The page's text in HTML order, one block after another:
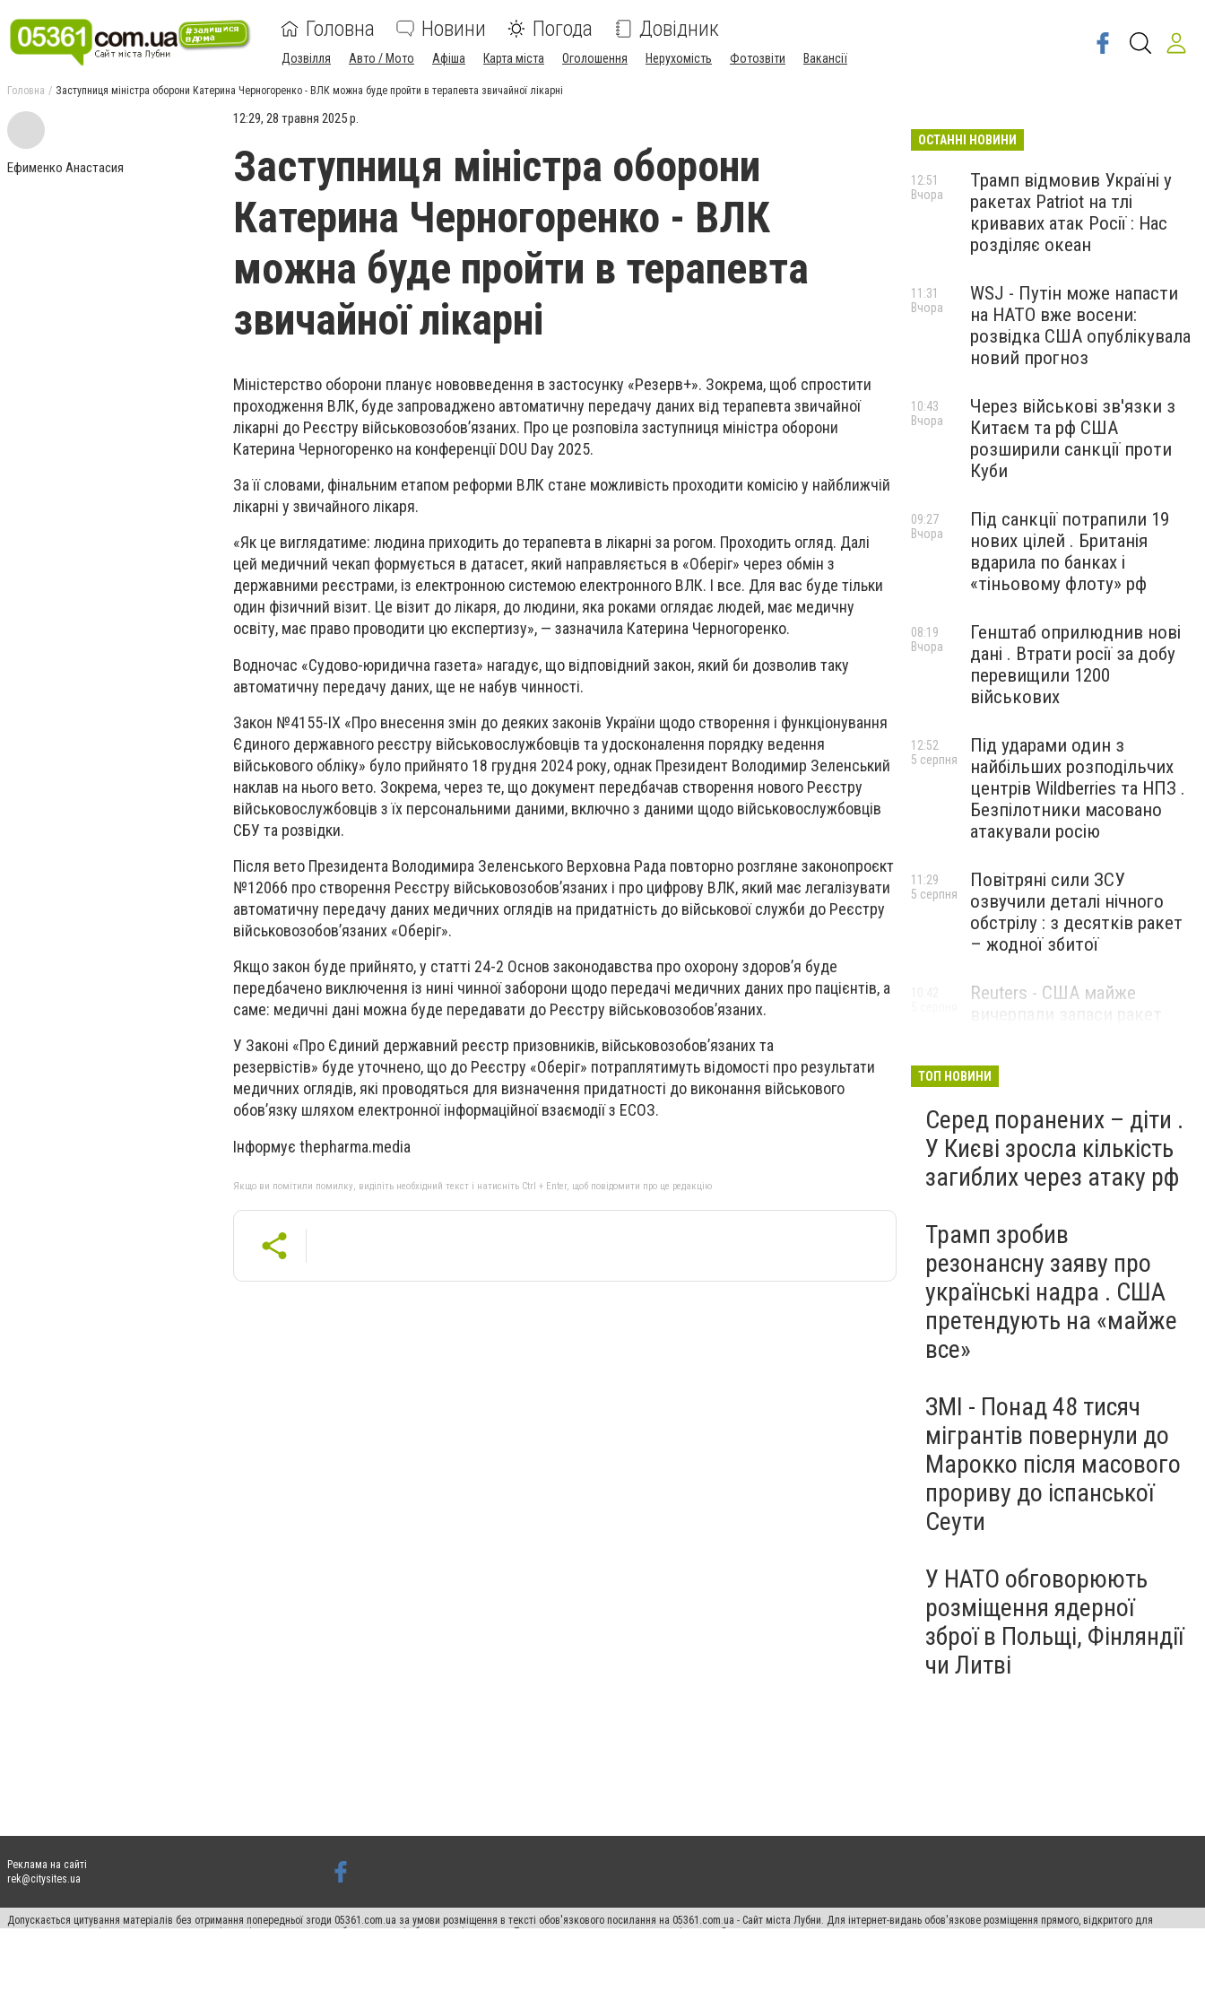
Головна Новини Погода Довідник
Дозвілля Авто / Мото Афіша Карта міста Оголошення Нерухомість Фотозвіти Вакансії
Головна Заступниця міністра оборони Катерина Черногоренко - ВЛК можна буде пройти в терапевта звичайної лікарні
Ефименко Анастасия
12:29, 28 травня 2025 р.
Заступниця міністра оборони
Катерина Черногоренко - ВЛК
можна буде пройти в терапевта
звичайної лікарні
Міністерство оборони планує нововведення в застосунку «Резерв+». Зокрема, щоб спростити
проходження ВЛК, буде запроваджено автоматичну передачу даних від терапевта звичайної
лікарні до Реєстру військовозобов’язаних. Про це розповіла заступниця міністра оборони
Катерина Черногоренко на конференції DOU Day 2025.
За її словами, фінальним етапом реформи ВЛК стане можливість проходити комісію у найближчій
лікарні у звичайного лікаря.
«Як це виглядатиме: людина приходить до терапевта в лікарні за рогом. Проходить огляд. Далі
цей медичний чекап формується в датасет, який направляється в «Оберіг» через обмін з
державними реєстрами, із електронною системою електронного ВЛК. І все. Для вас буде тільки
один фізичний візит. Це візит до лікаря, до людини, яка роками оглядає людей, має медичну
освіту, має право проводити цю експертизу», — зазначила Катерина Черногоренко.
Водночас «Судово-юридична газета» нагадує, що відповідний закон, який би дозволив таку
автоматичну передачу даних, ще не набув чинності.
Закон №4155-IX «Про внесення змін до деяких законів України щодо створення і функціонування
Єдиного державного реєстру військовослужбовців та удосконалення порядку ведення
військового обліку» було прийнято 18 грудня 2024 року, однак Президент Володимир Зеленський
наклав на нього вето. Зокрема, через те, що документ передбачав створення нового Реєстру
військовослужбовців з їх персональними даними, включно з даними щодо військовослужбовців
СБУ та розвідки.
Після вето Президента Володимира Зеленського Верховна Рада повторно розгляне законопроєкт
№12066 про створення Реєстру військовозобов’язаних і про цифрову ВЛК, який має легалізувати
автоматичну передачу даних медичних оглядів на придатність до військової служби до Реєстру
військовозобов’язаних «Оберіг».
Якщо закон буде прийнято, у статті 24-2 Основ законодавства про охорону здоров’я буде
передбачено виключення із нині чинної заборони щодо передачі медичних даних про пацієнтів, а
саме: медичні дані можна буде передавати до Реєстру військовозобов’язаних.
У Законі «Про Єдиний державний реєстр призовників, військовозобов’язаних та
резервістів» буде уточнено, що до Реєстру «Оберіг» потраплятимуть відомості про результати
медичних оглядів, які проводяться для визначення придатності до виконання військового
обов’язку шляхом електронної інформаційної взаємодії з ЕСОЗ.
Інформує thepharma.media
Якщо ви помітили помилку, виділіть необхідний текст і натисніть Ctrl + Enter, щоб повідомити про це редакцію
ОСТАННІ НОВИНИ
Трамп відмовив Україні у
ракетах Patriot на тлі
кривавих атак Росії : Нас
розділяє океан
12:51
Вчора
WSJ - Путін може напасти
на НАТО вже восени:
розвідка США опублікувала
новий прогноз
11:31
Вчора
Через військові зв'язки з
Китаєм та рф США
розширили санкції проти
Куби
10:43
Вчора
Під санкції потрапили 19
нових цілей . Британія
вдарила по банках і
«тіньовому флоту» рф
09:27
Вчора
Генштаб оприлюднив нові
дані . Втрати росії за добу
перевищили 1200
військових
08:19
Вчора
Під ударами один з
найбільших розподільчих
центрів Wildberries та НПЗ .
Безпілотники масовано
атакували росію
12:52
5 серпня
Повітряні сили ЗСУ
озвучили деталі нічного
обстрілу : з десятків ракет
– жодної збитої
11:29
5 серпня
Reuters - США майже
ТОП НОВИНИ
Серед поранених – діти .
У Києві зросла кількість
загиблих через атаку рф
Трамп зробив
резонансну заяву про
українські надра . США
претендують на «майже
все»
ЗМІ - Понад 48 тисяч
мігрантів повернули до
Марокко після масового
прориву до іспанської
Сеути
У НАТО обговорюють
розміщення ядерної
зброї в Польщі, Фінляндії
чи Литві
Реклама на сайті
rek@citysites.ua
Допускається цитування матеріалів без отримання попередньої згоди 05361.com.ua за умови розміщення в тексті обов'язкового посилання на 05361.com.ua - Сайт міста Лубни. Для інтернет-видань обов'язкове розміщення прямого, відкритого для
пошукових систем гіперпосилання на цитовані статті не нижче другого абзацу в тексті або в якості джерела. Порушення виняткових прав переслідується Законом.